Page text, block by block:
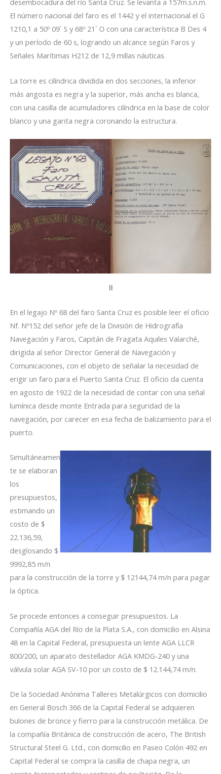
desembocadura del río Santa Cruz. Se levanta a 157m.s.n.m.
El número nacional del faro es el 1442 y el internacional el G
1210,1 a 50º 09´ S y 68º 21´ O con una característica B Des 4
y un período de 60 s, logrando un alcance según Faros y
Señales Marítimas H212 de 12,9 millas náuticas.
La torre es cilíndrica dividida en dos secciones, la inferior
más angosta es negra y la superior, más ancha es blanca,
con una casilla de acumuladores cilíndrica en la base de color
blanco y una garita negra coronando la estructura.
II
En el legajo Nº 68 del faro Santa Cruz es posible leer el oficio
Nf. Nº152 del señor jefe de la División de Hidrografía
Navegación y Faros, Capitán de Fragata Aquiles Valarché,
dirigida al señor Director General de Navegación y
Comunicaciones, con el objeto de señalar la necesidad de
erigir un faro para el Puerto Santa Cruz. El oficio da cuenta
en agosto de 1922 de la necesidad de contar con una señal
lumínica desde monte Entrada para seguridad de la
navegación, por carecer en esa fecha de balizamiento para el
puerto.
Simultáneamen
te se elaboran
los
presupuestos,
estimando un
costo de $
22.136,59,
desglosando $
9992,85 m/n
para la construcción de la torre y $ 12144,74 m/n para pagar
la óptica.
Se procede entonces a conseguir presupuestos. La
Compañía AGA del Río de la Plata S.A., con domicilio en Alsina
48 en la Capital Federal, presupuesta un lente AGA LLCR
800/200, un aparato destellador AGA KMDG-240 y una
válvula solar AGA SV-10 por un costo de $ 12.144,74 m/n.
De la Sociedad Anónima Talleres Metalúrgicos con domicilio
en General Bosch 366 de la Capital Federal se adquieren
bulones de bronce y fierro para la construcción metálica. De
la compañía Británica de construcción de acero, The British
Structural Steel G. Ltd., con domicilio en Paseo Colón 492 en
Capital Federal se compra la casilla de chapa negra, un